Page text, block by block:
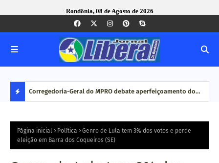
Rondônia, 08 de Agosto de 2026
S
ação Corregedoria-Geral do MPRO debate aperfeiçoamento do
congresso nacional
Página inicial Política
Genro de Lula tem 3% dos votos e perde
eleição em Barra dos Coqueiros (SE)